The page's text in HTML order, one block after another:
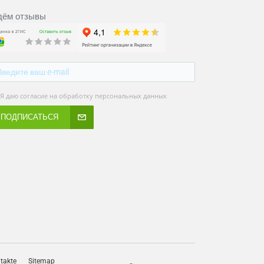
отзывы
Я даю согласие на обработку персональных данных
ПОДПИСАТЬСЯ
Sitemap